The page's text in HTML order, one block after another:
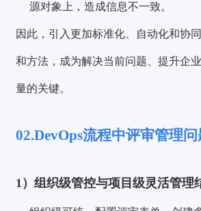
源对象上，造成信息不一致。
因此，引入更加标准化、自动化和协
和方法，成为解决当前问题、提升企
量的关键。
02.DevOps流程中评审管理
1）组织级管控与项目级灵活管理